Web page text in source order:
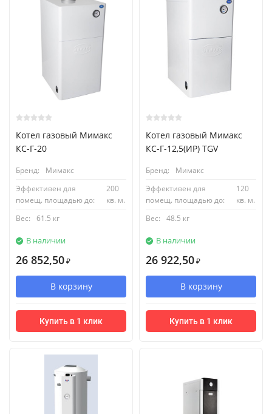
Котел газовый Мимакс
КС-Г-20
Бренд:
Мимакс
Эффективен для
помещ. площадью до:
200
кв. м.
Вес:
61.5 кг
В наличии
26 852,50 ₽
В корзину
Купить в 1 клик
Котел газовый Мимакс
КС-Г-12,5(ИР) TGV
Бренд:
Мимакс
Эффективен для
помещ. площадью до:
120
кв. м.
Вес:
48.5 кг
В наличии
26 922,50 ₽
В корзину
Купить в 1 клик